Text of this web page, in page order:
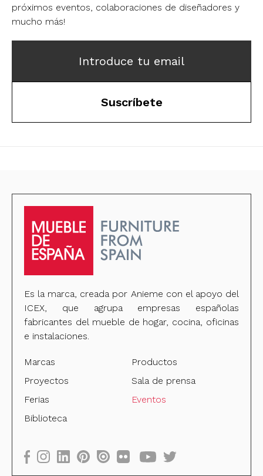
próximos eventos, colaboraciones de diseñadores y
mucho más!
Introduce tu email
Suscríbete
Es la marca, creada por Anieme con el apoyo del
ICEX, que agrupa empresas españolas
fabricantes del mueble de hogar, cocina, oficinas
e instalaciones.
Marcas
Productos
Proyectos
Sala de prensa
Ferias
Eventos
Biblioteca